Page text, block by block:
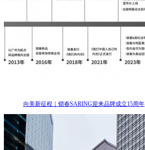
向美新征程｜锁春SARING迎来品牌成立15周年